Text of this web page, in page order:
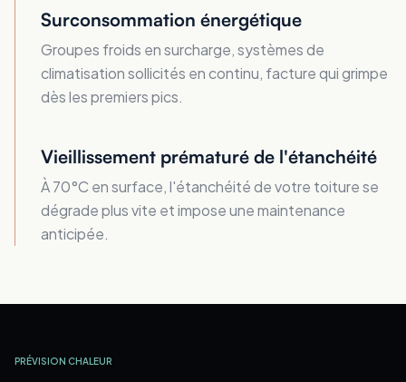
Surconsommation énergétique
Groupes froids en surcharge, systèmes de
climatisation sollicités en continu, facture qui grimpe
dès les premiers pics.
Vieillissement prématuré de l'étanchéité
À 70°C en surface, l'étanchéité de votre toiture se
dégrade plus vite et impose une maintenance
anticipée.
PRÉVISION CHALEUR